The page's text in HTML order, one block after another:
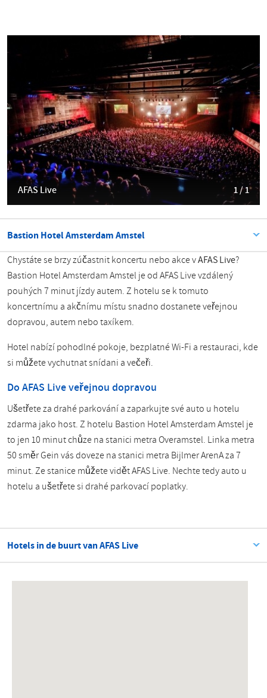
AFAS Live 1 / 1
Bastion Hotel Amsterdam Amstel
Chystáte se brzy zúčastnit koncertu nebo akce vAFAS Live?
Bastion Hotel Amsterdam Amstel je od AFAS Live vzdálený
pouhých 7 minut jízdy autem. Z hotelu se k tomuto
koncertnímu a akčnímu místu snadno dostanete veřejnou
dopravou, autem nebo taxíkem.
Hotel nabízí pohodlné pokoje, bezplatné Wi-Fi a restauraci, kde
si můžete vychutnat snídani a večeři.
Do AFAS Live veřejnou dopravou
Ušetřete za drahé parkování a zaparkujte své auto u hotelu
zdarma jako host. Z hotelu Bastion Hotel Amsterdam Amstel je
to jen 10 minut chůze na stanici metra Overamstel. Linka metra
50 směr Gein vás doveze na stanici metra Bijlmer ArenA za 7
minut. Ze stanice můžete vidět AFAS Live. Nechte tedy auto u
hotelu a ušetřete si drahé parkovací poplatky.
Hotels in de buurt van AFAS Live